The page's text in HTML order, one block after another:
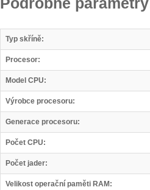
Typ skříně:
Procesor:
Model CPU:
Výrobce procesoru:
Generace procesoru:
Počet CPU:
Počet jader:
Velikost operační paměti RAM: